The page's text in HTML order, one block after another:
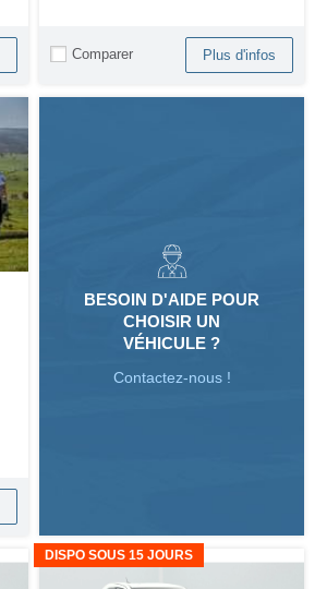
Comparer Plus d'infos
BESOIN D'AIDE POUR
CHOISIR UN
VÉHICULE ?
Contactez-nous !
DISPO SOUS 15 JOURS